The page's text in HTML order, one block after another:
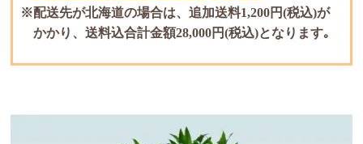
配送先が北海道の場合は、追加送料1,200円(税込)が
かかり、送料込合計金額28,000円(税込)となります｡